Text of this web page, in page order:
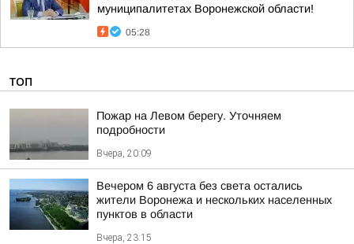
муниципалитетах Воронежской области!
05:28
ТОП
Пожар на Левом берегу. Уточняем
подробности
Вчера, 20:09
Вечером 6 августа без света остались
жители Воронежа и нескольких населенных
пунктов в области
Вчера, 23:15